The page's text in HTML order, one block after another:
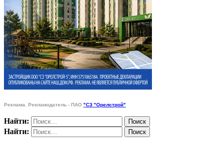
Реклама. Рекламодатель - ПАО "СЗ "Орелстрой"
Найти:
Найти: